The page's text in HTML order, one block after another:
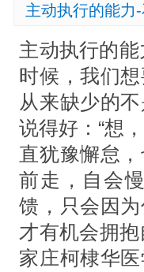
主动执行的能力
主动执行的
时候，我们
从来缺少的
说得好：“想
直犹豫懈怠
前走，自会
馈，只会因
才有机会拥
家庄柯棣华